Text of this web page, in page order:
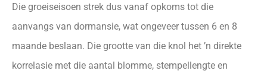
Die groeiseisoen strek dus vanaf opkoms tot die
aanvangs van dormansie, wat ongeveer tussen 6 en 8
maande beslaan. Die grootte van die knol het ’n direkte
korrelasie met die aantal blomme, stempellengte en